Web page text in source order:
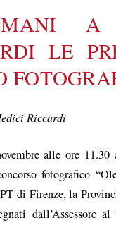
A
LE
Riccardi
alle ore
fotografico
di Firenze, la
dall’Assessore